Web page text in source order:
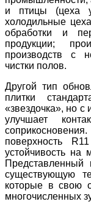
и птицы (цеха
холодильные
обработки и
продукции;
производств с
чистки полов.
Другой тип
плитки
«звездочка», но
улучшает
поверхность
устойчивость
Представленный
существующую
которые в свою
многочисленных